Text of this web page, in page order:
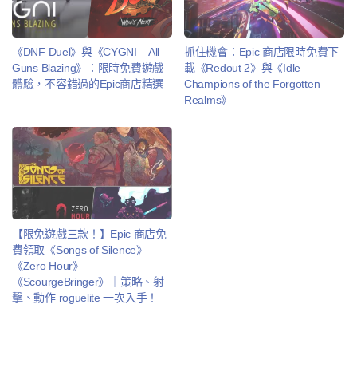
《DNF Duel》與《CYGNI – All
Guns Blazing》：限時免費遊戲
體驗，不容錯過的Epic商店精選
抓住機會：Epic 商店限時免費下
載《Redout 2》與《Idle
Champions of the Forgotten
Realms》
【限免遊戲三款！】Epic 商店免
費領取《Songs of Silence》
《Zero Hour》
《ScourgeBringer》｜策略、射
擊、動作 roguelite 一次入手！